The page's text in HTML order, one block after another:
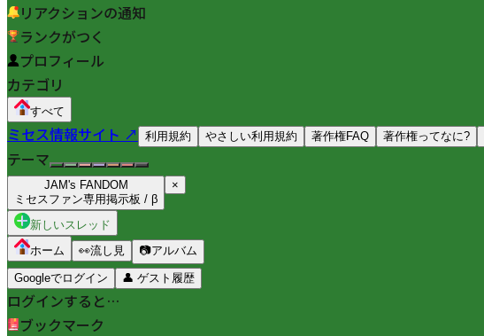
リアクションの通知
ランクがつく
プロフィール
カテゴリ
すべて
ミセス情報サイト ↗ 利用規約 やさしい利用規約 著作権FAQ 著作権ってなに?
テーマ
JAM's FANDOM
ミセスファン専用掲示板 / β
×
新しいスレッド
ホーム
👀流し見 📷アルバム
Googleでログイン 👤 ゲスト履歴
ログインすると…
ブックマーク